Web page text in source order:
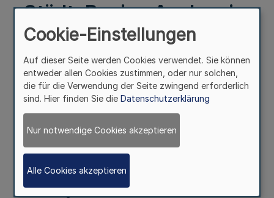
StädteRegion Aachen im
Rheinland für das
Haushaltsjahr 2022
(Ausgleichsabgabeordnun
g 2022)
Cookie-Einstellungen
Auf dieser Seite werden Cookies verwendet. Sie können
entweder allen Cookies zustimmen, oder nur solchen,
die für die Verwendung der Seite zwingend erforderlich
sind. Hier finden Sie die Datenschutzerklärung
Nur notwendige Cookies akzeptieren
Alle Cookies akzeptieren